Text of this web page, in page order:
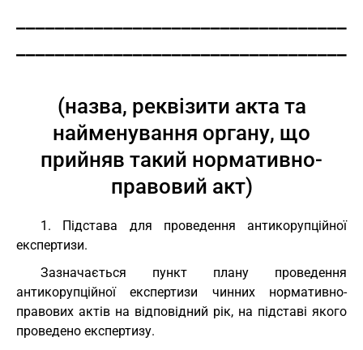
(назва, реквізити акта та
найменування органу, що
прийняв такий нормативно-
правовий акт)
1. Підстава для проведення антикорупційної
експертизи.
Зазначається пункт плану проведення
антикорупційної експертизи чинних нормативно-
правових актів на відповідний рік, на підставі якого
проведено експертизу.